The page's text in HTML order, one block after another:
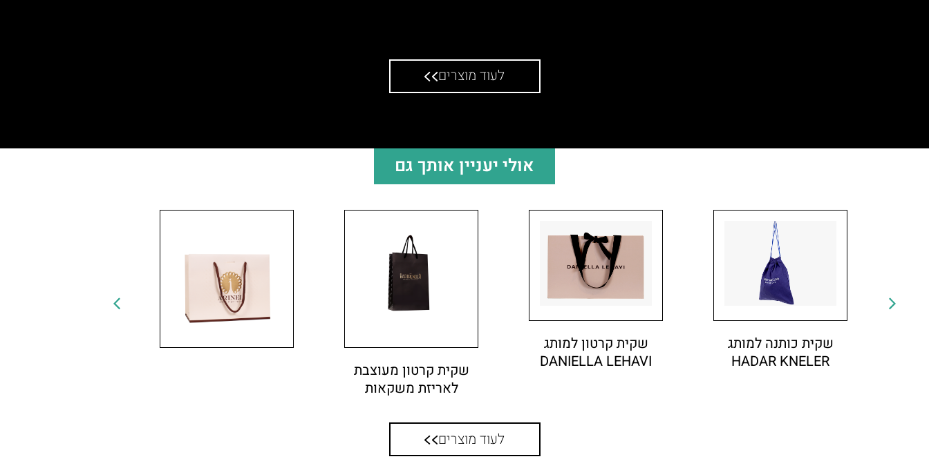
לעוד מוצרים
אולי יעניין אותך גם
שקית כותנה למותג
HADAR KNELER
שקית קרטון למותג
DANIELLA LEHAVI
שקית קרטון מעוצבת
לאריזת משקאות
לעוד מוצרים